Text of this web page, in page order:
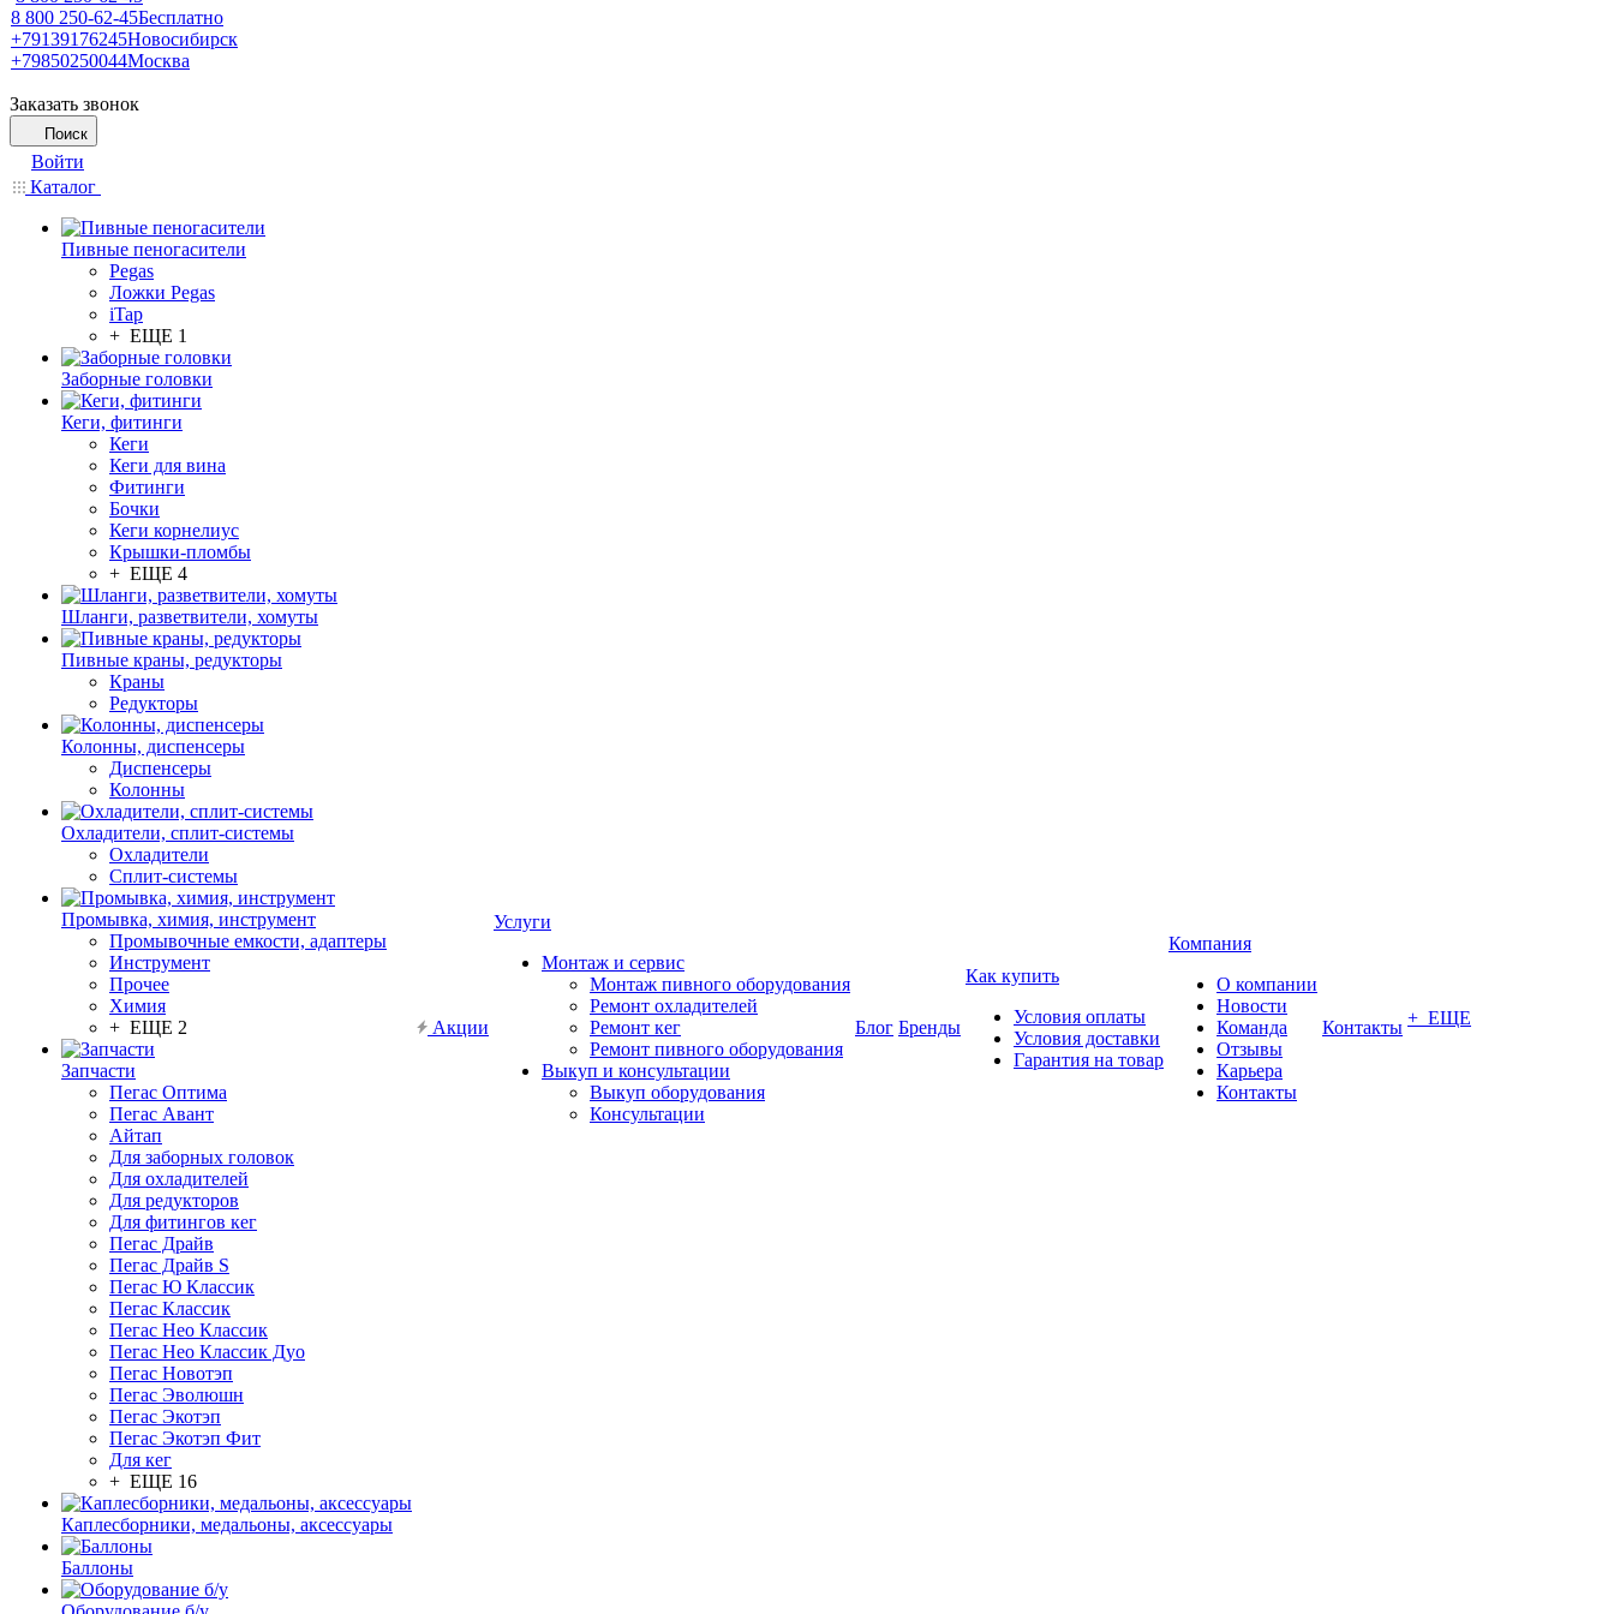
8 800 250-62-45Бесплатно
+79139176245Новосибирск
+79850250044Москва
Заказать звонок
Поиск
Войти
Каталог
Пивные пеногасители
Pegas
Ложки Pegas
iTap
+ ЕЩЕ 1
Заборные головки
Кеги, фитинги
Кеги
Кеги для вина
Фитинги
Бочки
Кеги корнелиус
Крышки-пломбы
+ ЕЩЕ 4
Шланги, разветвители, хомуты
Пивные краны, редукторы
Краны
Редукторы
Колонны, диспенсеры
Диспенсеры
Колонны
Охладители, сплит-системы
Охладители
Сплит-системы
Промывка, химия, инструмент
Промывочные емкости, адаптеры
Инструмент
Прочее
Химия
+ ЕЩЕ 2
Запчасти
Пегас Оптима
Пегас Авант
Айтап
Для заборных головок
Для охладителей
Для редукторов
Для фитингов кег
Пегас Драйв
Пегас Драйв S
Пегас Ю Классик
Пегас Классик
Пегас Нео Классик
Пегас Нео Классик Дуо
Пегас Новотэп
Пегас Эволюшн
Пегас Экотэп
Пегас Экотэп Фит
Для кег
+ ЕЩЕ 16
Каплесборники, медальоны, аксессуары
Баллоны
Акции
Услуги
Монтаж и сервис
Монтаж пивного оборудования
Ремонт охладителей
Ремонт кег
Ремонт пивного оборудования
Выкуп и консультации
Выкуп оборудования
Консультации
Блог Бренды
Как купить
Условия оплаты
Условия доставки
Гарантия на товар
Компания
О компании
Новости
Команда
Отзывы
Карьера
Контакты
Контакты + ЕЩЕ